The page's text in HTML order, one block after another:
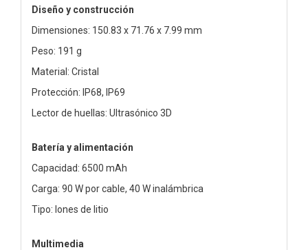
Diseño y construcción
Dimensiones: 150.83 x 71.76 x 7.99 mm
Peso: 191 g
Material: Cristal
Protección: IP68, IP69
Lector de huellas: Ultrasónico 3D
Batería y alimentación
Capacidad: 6500 mAh
Carga: 90 W por cable, 40 W inalámbrica
Tipo: Iones de litio
Multimedia